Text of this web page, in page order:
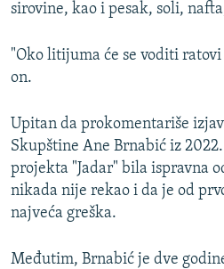
sirovine, kao i pesak, soli,
"Oko litijuma će se voditi
on.
Upitan da prokomentariše
Skupštine Ane Brnabić iz
projekta "Jadar" bila ispravna
nikada nije rekao i da je od
najveća greška.
Međutim, Brnabić je dve